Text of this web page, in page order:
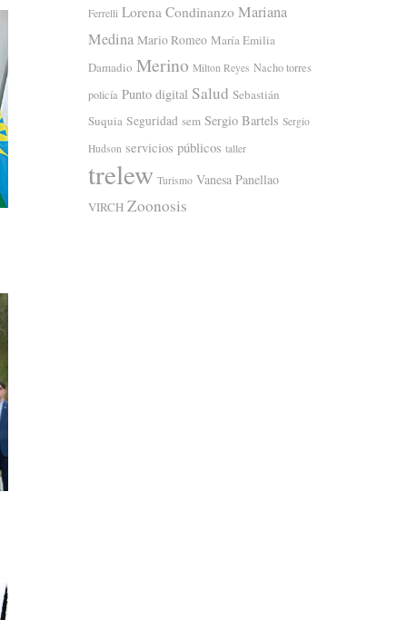
Ferrelli Lorena Condinanzo Mariana
Medina Mario Romeo María Emilia
Damadio Merino Milton Reyes Nacho torres
policía Punto digital Salud Sebastián
Suquia Seguridad sem Sergio Bartels Sergio
Hudson servicios públicos taller
trelew Turismo Vanesa Panellao
VIRCH Zoonosis